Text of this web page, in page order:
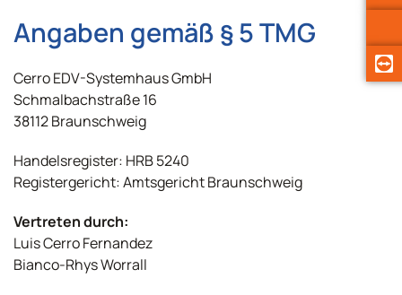
Angaben gemäß § 5 TMG
Cerro EDV-Systemhaus GmbH
Schmalbachstraße 16
38112 Braunschweig
Handelsregister: HRB 5240
Registergericht: Amtsgericht Braunschweig
Vertreten durch:
Luis Cerro Fernandez
Bianco-Rhys Worrall